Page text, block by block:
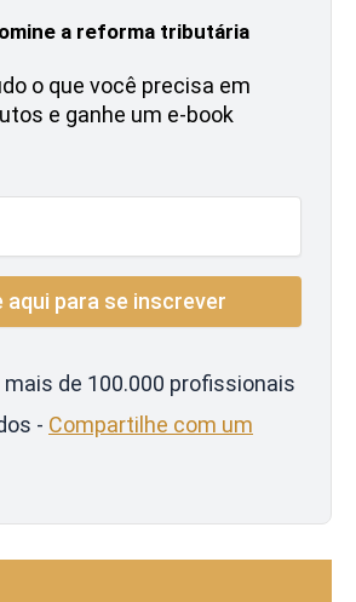
a reforma tributária
o que você precisa em
e ganhe um e-book
de 100.000 profissionais
- Compartilhe com um